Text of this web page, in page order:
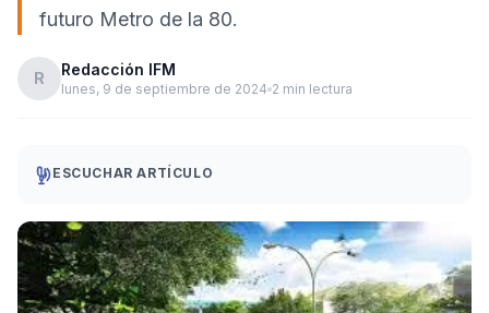
futuro Metro de la 80.
R Redacción IFM
lunes, 9 de septiembre de 2024 2 min lectura
ESCUCHAR ARTÍCULO